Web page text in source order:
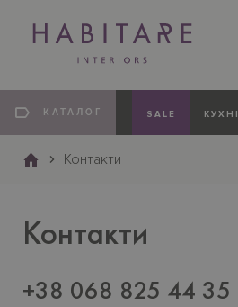
Категорії
SALE КУХНI
КАТАЛОГ
Контакти
Контакти
+38 068 825 44 35